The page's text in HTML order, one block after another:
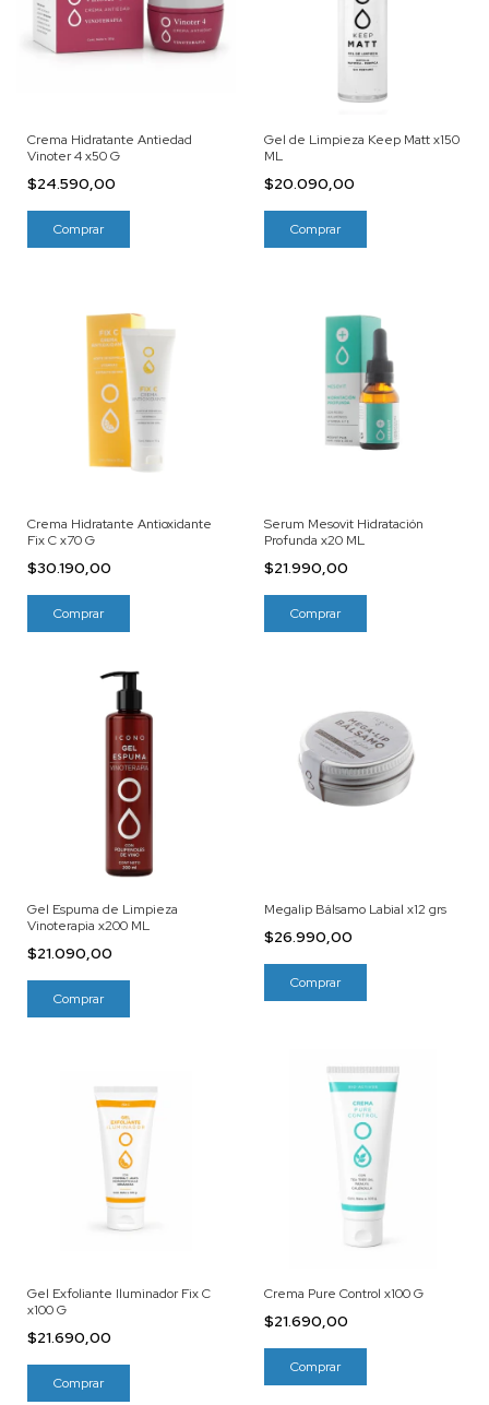
Crema Hidratante Antiedad
Vinoter 4 x50 G
$24.590,00
Gel de Limpieza Keep Matt x150
ML
$20.090,00
Crema Hidratante Antioxidante
Fix C x70 G
$30.190,00
Serum Mesovit Hidratación
Profunda x20 ML
$21.990,00
Gel Espuma de Limpieza
Vinoterapia x200 ML
$21.090,00
Megalip Bálsamo Labial x12 grs
$26.990,00
Gel Exfoliante Iluminador Fix C
x100 G
$21.690,00
Crema Pure Control x100 G
$21.690,00